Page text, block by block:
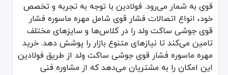
قوی به شمار می‌رود. فولادین با توجه به تجربه و تخصص
خود، انواع اتصالات فشار قوی شامل مهره ماسوره فشار
قوی جوشی ساکت ولد را در کلاس‌ها و سایزهای مختلف
تامین می‌کند تا نیازهای متنوع بازار را پوشش دهد. خرید
مهره ماسوره فشار قوی جوشی ساکت ولد از طریق فولادین
این امکان را به مشتریان می‌دهد که از مشاوره فنی